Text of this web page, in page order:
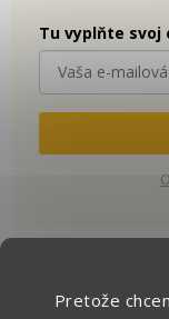
Pretože
Tu vyplňte svoj